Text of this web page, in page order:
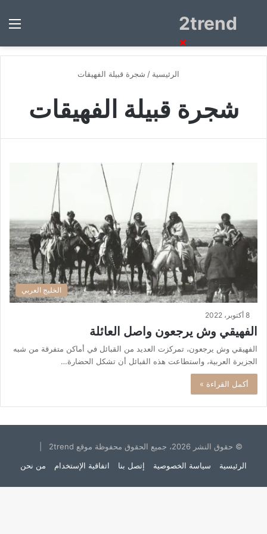
2trendبحث
الرئيسية / شجرة قبيلة الفهيقات
شجرة قبيلة الفهيقات
الخليج العربي
8 أكتوبر، 2022
الفهيقي وش يرجعون واصل العائلة
الفهيقي وش يرجعون، تمركزت العديد من القبائل في أماكن متفرقة من شبه
الجزيرة العربية، واستطاعت هذه القبائل أن تشكل الحضارة…
أكمل القراءة »
© حقوق النشر 2026، جميع الحقوق محفوظة موقع 2trend |
الرئيسية
سياسة الخصوصية إتصل بنا اتفاقية الإستخدام من نحن
×